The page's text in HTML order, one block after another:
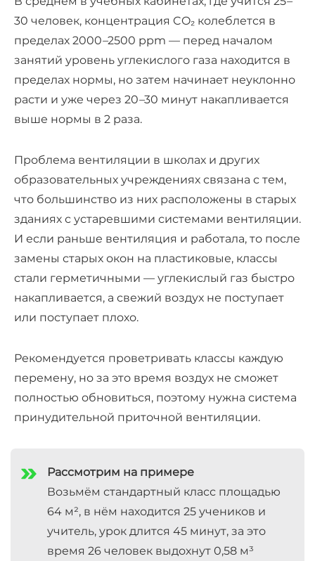
30 человек, концентрация CO₂ колеблется в
пределах 2000–2500 ppm — перед началом
занятий уровень углекислого газа находится в
пределах нормы, но затем начинает неуклонно
расти и уже через 20–30 минут накапливается
выше нормы в 2 раза.
Проблема вентиляции в школах и других
образовательных учреждениях связана с тем,
что большинство из них расположены в старых
зданиях с устаревшими системами вентиляции.
И если раньше вентиляция и работала, то после
замены старых окон на пластиковые, классы
стали герметичными — углекислый газ быстро
накапливается, а свежий воздух не поступает
или поступает плохо.
Рекомендуется проветривать классы каждую
перемену, но за это время воздух не сможет
полностью обновиться, поэтому нужна система
принудительной приточной вентиляции.
Рассмотрим на примере
Возьмём стандартный класс площадью
64 м², в нём находится 25 учеников и
учитель, урок длится 45 минут, за это
время 26 человек выдохнут 0,58 м³